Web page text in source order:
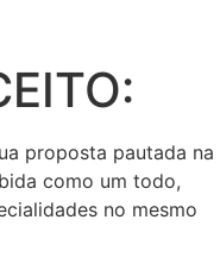
proposta pautada na
como um todo,
no mesmo